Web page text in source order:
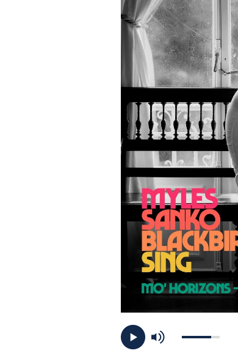
NEWS
FOTO
CONCORSI
EVENTI
VIDEO
TV
PRINCIPATO
MONACO
RMC
CONSIGLIA